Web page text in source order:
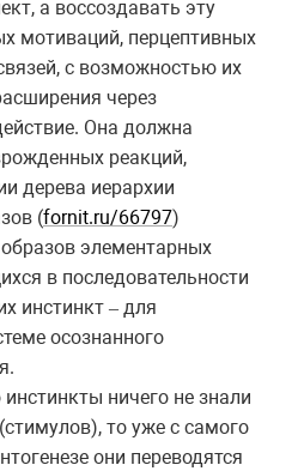
а воссоздавать эту
мотиваций, перцептивных
с возможностью их
через
Она должна
реакций,
дерева иерархии
(fornit.ru/66797)
элементарных
в последовательности
инстинкт – для
осознанного
ничего не знали
то уже с самого
они переводятся